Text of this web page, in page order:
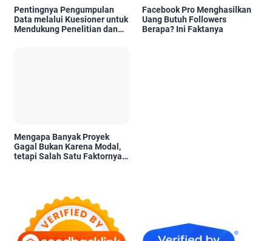
Pentingnya Pengumpulan
Data melalui Kuesioner untuk
Mendukung Penelitian dan
Facebook Pro Menghasilkan
Uang Butuh Followers
Berapa? Ini Faktanya
Mengapa Banyak Proyek
Gagal Bukan Karena Modal,
tetapi Salah Satu Faktornya